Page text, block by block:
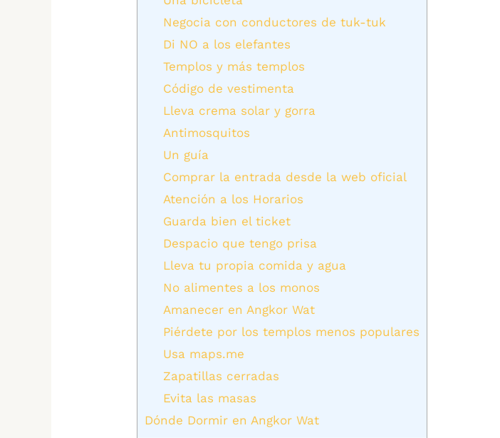
Negocia con conductores de tuk-tuk
Di NO a los elefantes
Templos y más templos
Código de vestimenta
Lleva crema solar y gorra
Antimosquitos
Un guía
Comprar la entrada desde la web oficial
Atención a los Horarios
Guarda bien el ticket
Despacio que tengo prisa
Lleva tu propia comida y agua
No alimentes a los monos
Amanecer en Angkor Wat
Piérdete por los templos menos populares
Usa maps.me
Zapatillas cerradas
Evita las masas
Dónde Dormir en Angkor Wat